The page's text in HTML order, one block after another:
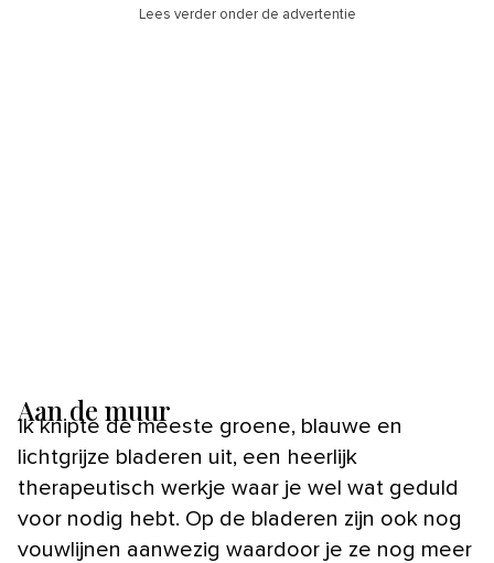
Lees verder onder de advertentie
Aan de muur
Ik knipte de meeste groene, blauwe en
lichtgrijze bladeren uit, een heerlijk
therapeutisch werkje waar je wel wat geduld
voor nodig hebt. Op de bladeren zijn ook nog
vouwlijnen aanwezig waardoor je ze nog meer